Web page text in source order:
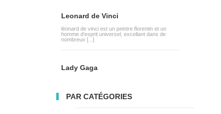
Leonard de Vinci
léonard de vinci est un peintre florentin et un
homme d'esprit universel, excellant dans de
nombreux [...]
Lady Gaga
PAR CATÉGORIES